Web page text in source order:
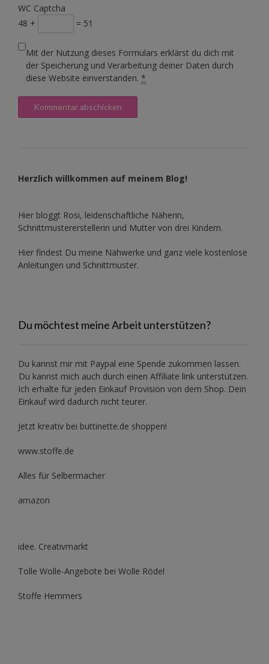
WC Captcha
48 +
= 51
Mit der Nutzung dieses Formulars erklärst du dich mit
der Speicherung und Verarbeitung deiner Daten durch
diese Website einverstanden. *
Herzlich willkommen auf meinem Blog!
Hier bloggt Rosi, leidenschaftliche Näherin,
Schnittmustererstellerin und Mutter von drei Kindern.
Hier findest Du meine Nähwerke und ganz viele kostenlose
Anleitungen und Schnittmuster.
Du möchtest meine Arbeit unterstützen?
Du kannst mir mit Paypal eine Spende zukommen lassen.
Du kannst mich auch durch einen Affiliate link unterstützen.
Ich erhalte für jeden Einkauf Provision von dem Shop. Dein
Einkauf wird dadurch nicht teurer.
Jetzt kreativ bei buttinette.de shoppen!
www.stoffe.de
Alles für Selbermacher
amazon
idee. Creativmarkt
Tolle Wolle-Angebote bei Wolle Rödel
Stoffe Hemmers